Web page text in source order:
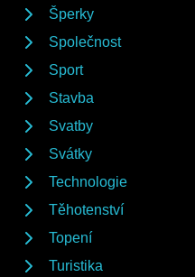
Šperky
Společnost
Sport
Stavba
Svatby
Svátky
Technologie
Těhotenství
Topení
Turistika